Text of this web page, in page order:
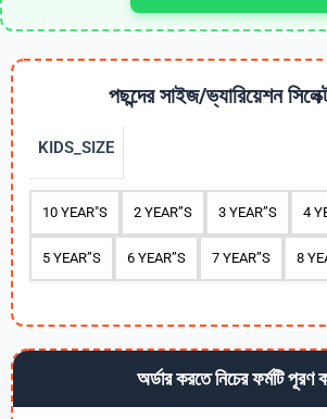
পছন্দের সাইজ/ভ্যারিয়েশন
KIDS_SIZE
10 YEAR"S 2 YEAR”S 3 YEAR”S 4
5 YEAR”S 6 YEAR”S 7 YEAR”S 8
অর্ডার করতে নিচের ফর্মটি পূরণ